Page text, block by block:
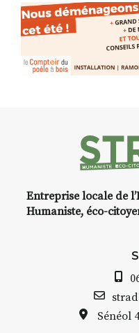
pas
Entreprise locale de
Humaniste, éco-
Sénéol